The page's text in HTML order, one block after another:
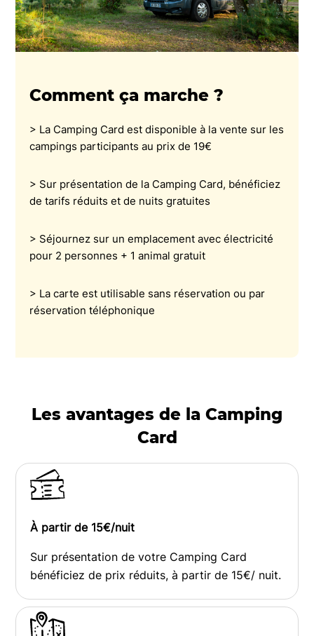
Comment ça marche ?
> La Camping Card est disponible à la vente sur les
campings participants au prix de 19€
> Sur présentation de la Camping Card, bénéficiez
de tarifs réduits et de nuits gratuites
> Séjournez sur un emplacement avec électricité
pour 2 personnes + 1 animal gratuit
> La carte est utilisable sans réservation ou par
réservation téléphonique
Les avantages de la Camping
Card
À partir de 15€/nuit
Sur présentation de votre Camping Card
bénéficiez de prix réduits, à partir de 15€/ nuit.